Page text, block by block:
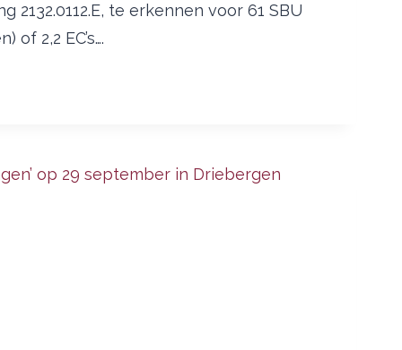
2132.0112.E, te erkennen voor 61 SBU
of 2,2 EC’s….